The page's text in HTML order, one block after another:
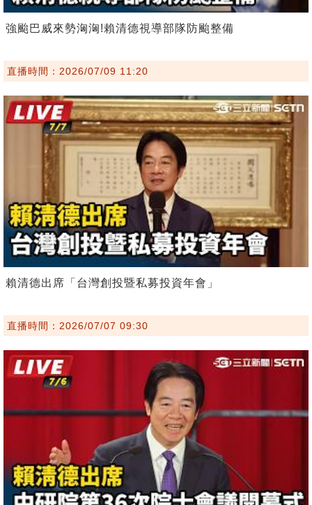
強颱巴威來勢洶洶!賴清德視導部隊防颱整備
直播時間：2026/07/09 11:20
賴清德出席「台灣創投暨私募投資年會」
直播時間：2026/07/07 09:30